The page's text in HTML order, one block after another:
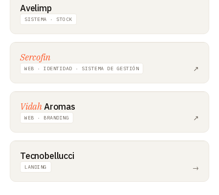
Avelimp
SISTEMA · STOCK
Sercofin
WEB · IDENTIDAD · SISTEMA DE GESTIÓN ↗
VidahAromas
WEB · BRANDING ↗
Tecnobellucci
LANDING →